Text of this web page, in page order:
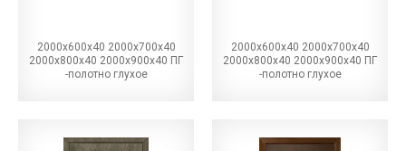
2000х600х40 2000х700х40
2000х800х40 2000х900х40 ПГ
-полотно глухое
2000х600х40 2000х700х40
2000х800х40 2000х900х40 ПГ
-полотно глухое